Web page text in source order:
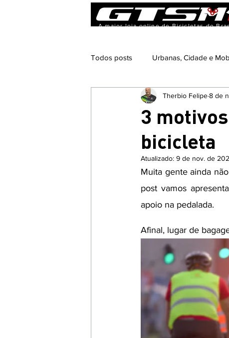
A maior loja online de Bicicletas do
Todos posts Urbanas, Cidade e
Bicicleta e Nutrição
Bicicleta e Gastronomia
3
bicicleta
Therbio Felipe8 de
Atualizado: 9 de nov. de
Muita gente ainda
post vamos
apoio na pedalada.
Afinal, lugar de